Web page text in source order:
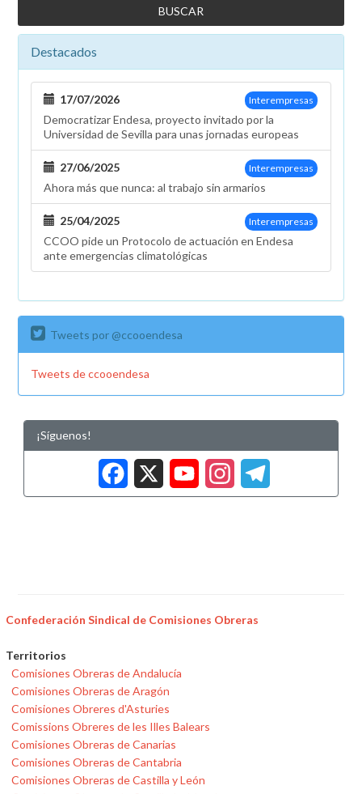
EDistribución
Redes
en
Barcelona
Destacados
Interempresas
17/07/2026
Democratizar Endesa, proyecto invitado por la
Universidad de Sevilla para unas jornadas europeas
Interempresas
27/06/2025
Ahora más que nunca: al trabajo sin armarios
Interempresas
25/04/2025
CCOO pide un Protocolo de actuación en Endesa
ante emergencias climatológicas
Tweets por @ccooendesa
Tweets de ccooendesa
¡Síguenos!
Facebook
X
Confederación Sindical de Comisiones Obreras
Territorios
Comisiones Obreras de Andalucía
Comisiones Obreras de Aragón
Comisiones Obreres d'Asturies
Comissions Obreres de les Illes Balears
Comisiones Obreras de Canarias
Comisiones Obreras de Cantabria
Comisiones Obreras de Castilla y León